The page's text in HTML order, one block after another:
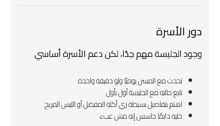
دور الأسرة
وجود الجليسة مهم جدًا، لكن دعم الأسرة أساسي
تحدث مع المسن يوميًا ولو دقيقة واحدة
تابع حالته مع الجليسة أول بأول
اهتم بتفاصيل بسيطة زي أكله المفضل أو اللبس المريح
خليه دايمًا حاسس إنه مش عبء